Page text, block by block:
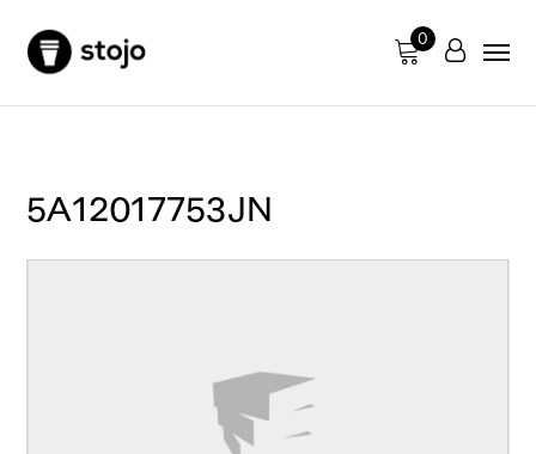
0
5A12017753JN